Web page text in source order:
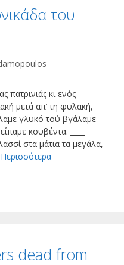
του
πατρινιάς κι ενός
μετά απ’ τη φυλακή,
γλυκό τού βγάλαμε
κουβέντα. ____
στα μάτια τα μεγάλα,
Περισσότερα
dead from